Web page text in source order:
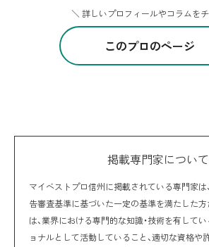
＼ 詳しいプロフィールやコラムを
このプロのページ
掲載専門家について
マイベストプロ信州に掲載されている専門家は
告審査基準に基づいた一定の基準を満たした
は、業界における専門的な知識・技術を有して
ョナルとして活動していること、適切な資格や